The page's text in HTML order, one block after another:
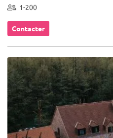
1-200
Contacter